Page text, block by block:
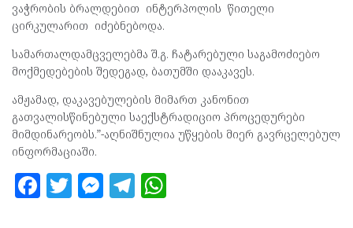
ვაჭრობის ბრალდებით ინტერპოლის წითელი
ცირკულარით იძებნებოდა.
სამართალდამცველებმა შ.გ. ჩატარებული საგამოძიებო
მოქმედებების შედეგად, ბათუმში დააკავეს.
ამჟამად, დაკავებულების მიმართ კანონით
გათვალისწინებული საექსტრადიციო პროცედურები
მიმდინარეობს.”-აღნიშნულია უწყების მიერ გავრცელებულ
ინფორმაციაში.
F T M T